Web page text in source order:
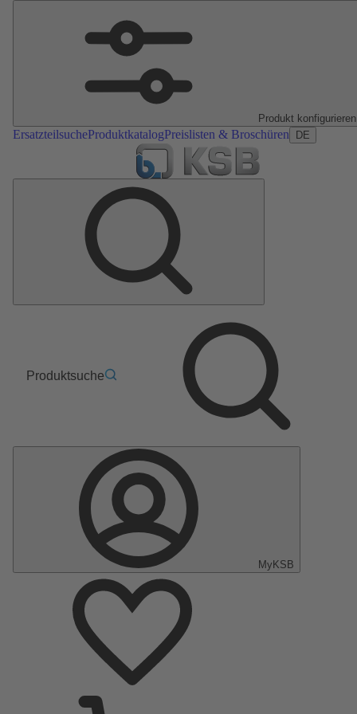
Produkt konfigurieren
ErsatzteilsucheProduktkatalogPreislisten & Broschüren DE
Produktsuche
MyKSB